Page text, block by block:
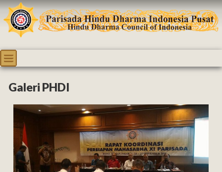
Galeri PHDI